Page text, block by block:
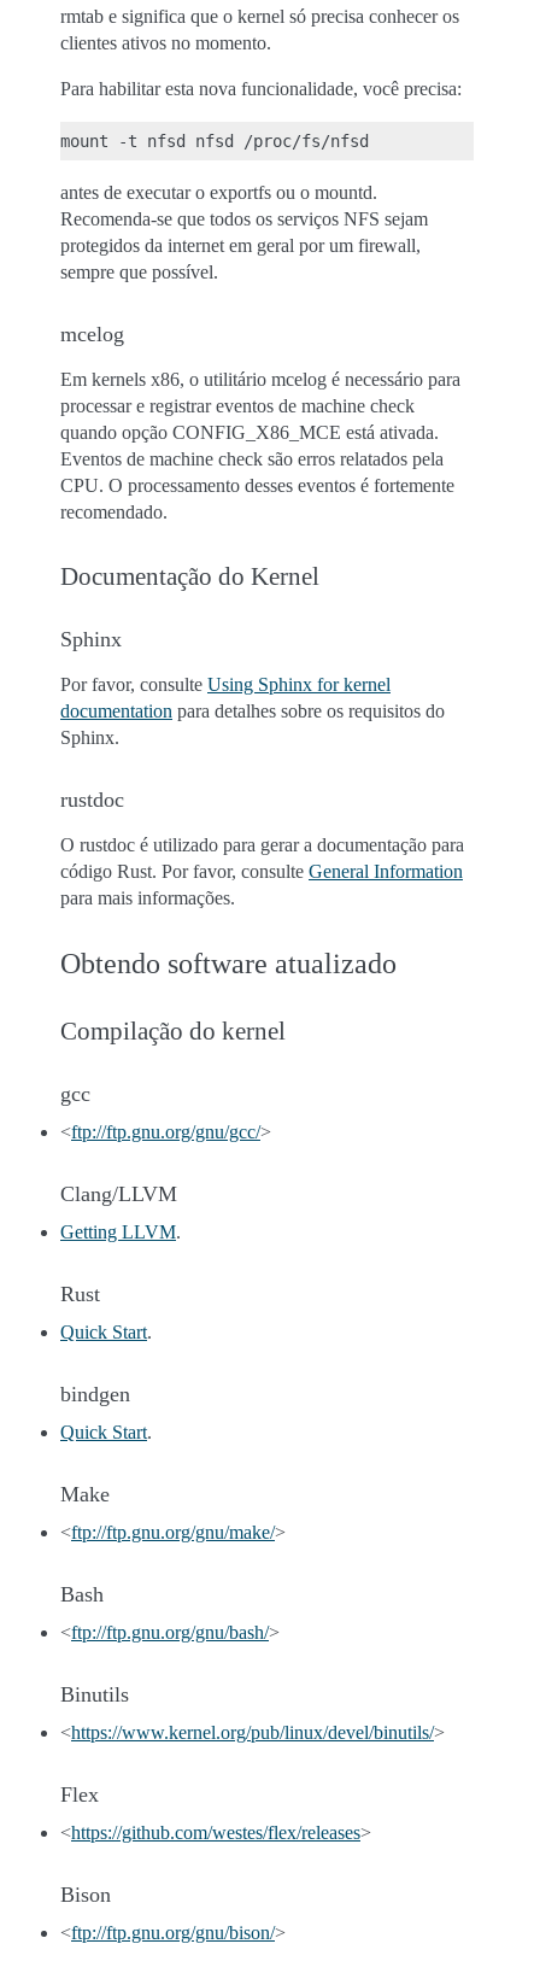
rmtab e significa que o kernel só precisa conhecer os
clientes ativos no momento.
Para habilitar esta nova funcionalidade, você precisa:
antes de executar o exportfs ou o mountd.
Recomenda-se que todos os serviços NFS sejam
protegidos da internet em geral por um firewall,
sempre que possível.
mcelog
Em kernels x86, o utilitário mcelog é necessário para
processar e registrar eventos de machine check
quando opção CONFIG_X86_MCE está ativada.
Eventos de machine check são erros relatados pela
CPU. O processamento desses eventos é fortemente
recomendado.
Documentação do Kernel
Sphinx
Por favor, consulte Using Sphinx for kernel
documentation para detalhes sobre os requisitos do
Sphinx.
rustdoc
O rustdoc é utilizado para gerar a documentação para
código Rust. Por favor, consulte General Information
para mais informações.
Obtendo software atualizado
Compilação do kernel
gcc
<ftp://ftp.gnu.org/gnu/gcc/>
Clang/LLVM
Getting LLVM.
Rust
Quick Start.
bindgen
Quick Start.
Make
<ftp://ftp.gnu.org/gnu/make/>
Bash
<ftp://ftp.gnu.org/gnu/bash/>
Binutils
<https://www.kernel.org/pub/linux/devel/binutils/>
Flex
<https://github.com/westes/flex/releases>
Bison
<ftp://ftp.gnu.org/gnu/bison/>